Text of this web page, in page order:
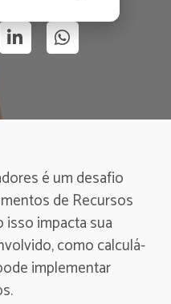
é um desafio
de Recursos
isso impacta sua
como calculá-
implementar